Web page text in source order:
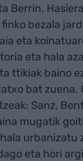
Berrin.
bezala
eta
eta hala
ttikiak baino
bat
Sanz,
mugatik
eta hori